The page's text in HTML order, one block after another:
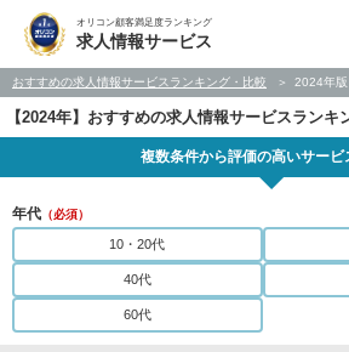
オリコン顧客満足度ランキング
求人情報サービス
おすすめの求人情報サービスランキング・比較 2024年版
【2024年】おすすめの求人情報サービスランキ
複数条件から評価の高いサービ
年代 （必須）
10・20代
40代
60代